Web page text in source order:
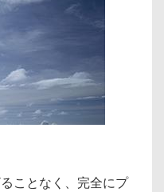
ことなく、完全にプ